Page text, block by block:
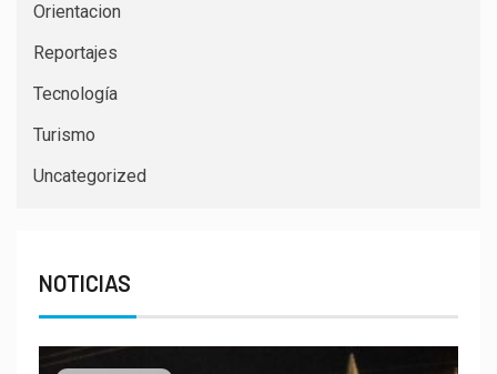
Orientacion
Reportajes
Tecnología
Turismo
Uncategorized
NOTICIAS